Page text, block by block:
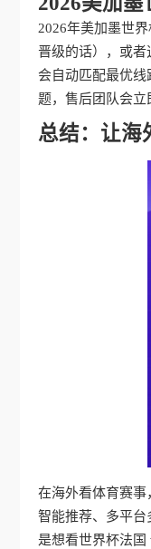
2026年美加墨世
晋级的话），或者
会自动匹配最优线
题，售后团队会立
总结：让海
在海外看体育赛事
智能推荐、多平
是想看世界杯法国